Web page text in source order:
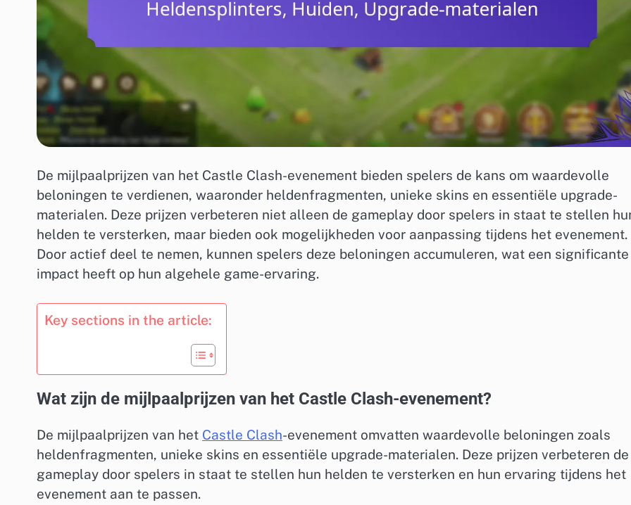
De mijlpaalprijzen van het Castle Clash-evenement bieden spelers de kans om waardevolle
beloningen te verdienen, waaronder heldenfragmenten, unieke skins en essentiële upgrade-
materialen. Deze prijzen verbeteren niet alleen de gameplay door spelers in staat te stellen
helden te versterken, maar bieden ook mogelijkheden voor aanpassing tijdens het evenement.
Door actief deel te nemen, kunnen spelers deze beloningen accumuleren, wat een significante
impact heeft op hun algehele game-ervaring.
Key sections in the article:
Wat zijn de mijlpaalprijzen van het Castle Clash-evenement?
De mijlpaalprijzen van het Castle Clash-evenement omvatten waardevolle beloningen zoals
heldenfragmenten, unieke skins en essentiële upgrade-materialen. Deze prijzen verbeteren de
gameplay door spelers in staat te stellen hun helden te versterken en hun ervaring tijdens het
evenement aan te passen.